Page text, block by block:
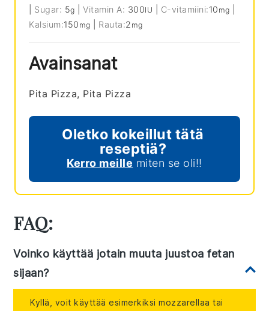
Sugar: 5g |Vitamin A: 300IU C-vitamiini:10 mg
Kalsium:150 mg Rauta:2 mg
Avainsanat
Pita Pizza, Pita Pizza
Oletko kokeillut tätä
reseptiä?
Kerro meille miten se oli!!
FAQ:
Voinko käyttää jotain muuta juustoa fetan
sijaan?
Kyllä, voit käyttää esimerkiksi mozzarellaa tai